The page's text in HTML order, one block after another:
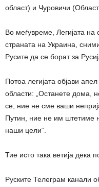
област) и Чуровичи (Област
Во меѓувреме, Легијата на
страната на Украина,
Русите да се борат за
Потоа легијата објави
области: „Останете дома,
се; ние не сме ваши
Путин, ние не им штетиме
наши цели“.
Тие исто така ветија дека
Руските Телеграм канали